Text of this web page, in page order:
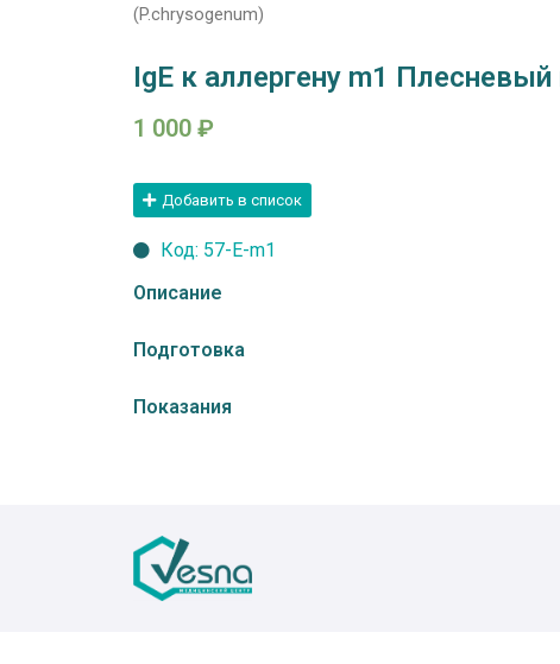
(P.chrysogenum)
IgE к аллергену m1
1 000 ₽
Добавить в список
Код: 57-E-m1
Описание
Подготовка
Показания